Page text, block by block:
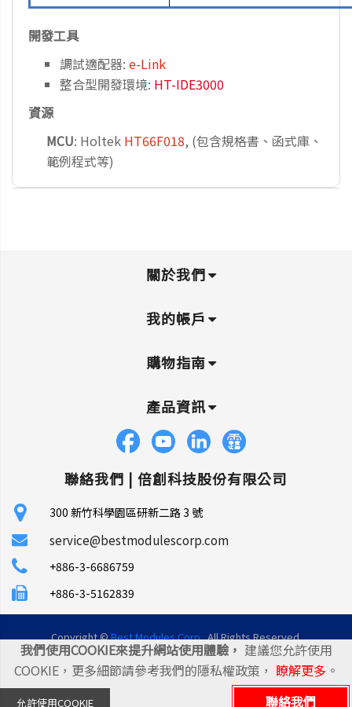
我們使用COOKIE來提升網站使用體驗， 建議您允許使用
COOKIE，更多細節請參考我們的隱私權政策， 瞭解更多 。
允許使用COOKIE
開發工具
調試適配器: e-Link
整合型開發環境: HT-IDE3000
資源
MCU: Holtek HT66F018, (包含規格書、函式庫、
範例程式等)
關於我們
我的帳戶
購物指南
產品資訊
聯絡我們 | 倍創科技股份有限公司
300 新竹科學園區研新二路 3 號
service@bestmodulescorp.com
+886-3-6686759
+886-3-5162839
Copyright ©Best Modules Corp. All Rights Reserved.
|
網站地圖 | 統一編號: 45106035
聯絡我們